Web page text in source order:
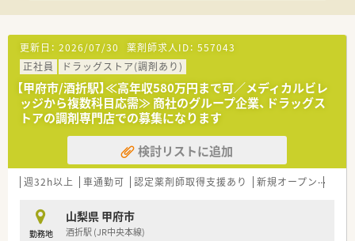
■育児休暇は3歳まで取得が可能で、時短制度は小学5年生まで
■年間休日が120日とワークライフバランスが整っています
■日用品から常備薬まで、従業員割引制度など嬉しいメリットも
たくさんあります！
更新日： 2026/07/30 薬剤師求人ID： 557043
正社員
ドラッグストア(調剤あり)
【甲府市/酒折駅】≪高年収580万円まで可／メディカルビレ
ッジから複数科目応需≫ 商社のグループ企業、ドラッグス
トアの調剤専門店での募集になります
検討リストに追加
週32h以上 車通勤可 認定薬剤師取得支援あり 新規オープン
勤務地
山梨県 甲府市
酒折駅 (JR中央本線)